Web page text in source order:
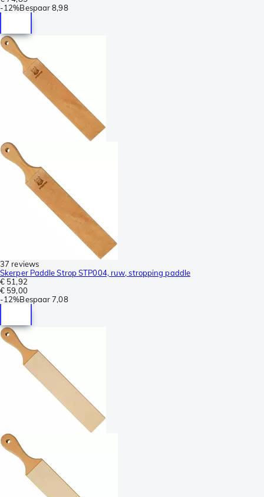
-12%Bespaar 8,98
37 reviews
Skerper Paddle Strop STP004, ruw, stropping paddle
€ 51,92
€ 59,00
-12%Bespaar 7,08